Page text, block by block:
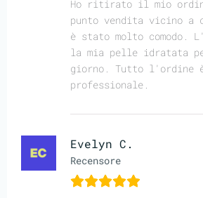
Ho ritirato il mio
punto vendita vicino a
è stato molto comodo.
la mia pelle idratata
giorno. Tutto l'ordine
professionale.
Evelyn C.
Recensore